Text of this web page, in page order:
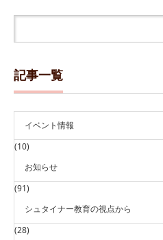
記事一覧
イベント情報
(10)
お知らせ
(91)
シュタイナー教育の視点から
(28)